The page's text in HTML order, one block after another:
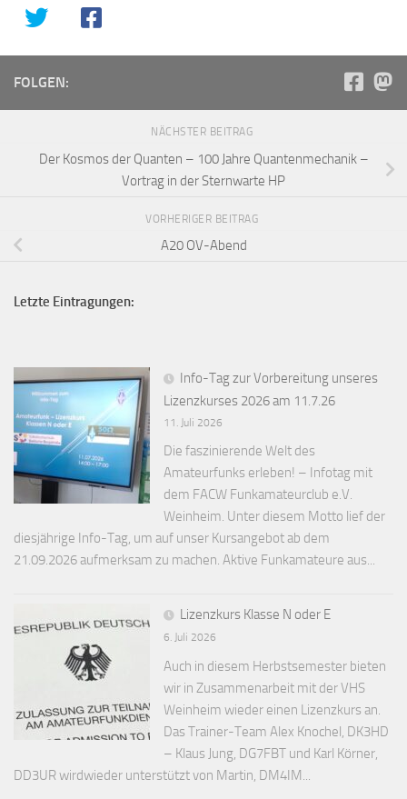
FOLGEN:
NÄCHSTER BEITRAG
Der Kosmos der Quanten – 100 Jahre Quantenmechanik –
Vortrag in der Sternwarte HP
VORHERIGER BEITRAG
A20 OV-Abend
Letzte Eintragungen:
Info-Tag zur Vorbereitung unseres
Lizenzkurses 2026 am 11.7.26
11. Juli 2026
Die faszinierende Welt des
Amateurfunks erleben! – Infotag mit
dem FACW Funkamateurclub e.V.
Weinheim. Unter diesem Motto lief der
diesjährige Info-Tag, um auf unser Kursangebot ab dem
21.09.2026 aufmerksam zu machen. Aktive Funkamateure aus...
Lizenzkurs Klasse N oder E
6. Juli 2026
Auch in diesem Herbstsemester bieten
wir in Zusammenarbeit mit der VHS
Weinheim wieder einen Lizenzkurs an.
Das Trainer-Team Alex Knochel, DK3HD
– Klaus Jung, DG7FBT und Karl Körner,
DD3UR wirdwieder unterstützt von Martin, DM4IM...